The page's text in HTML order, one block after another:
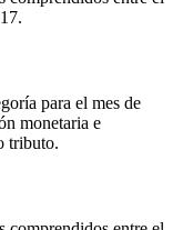
para el mes de
monetaria e
tributo.